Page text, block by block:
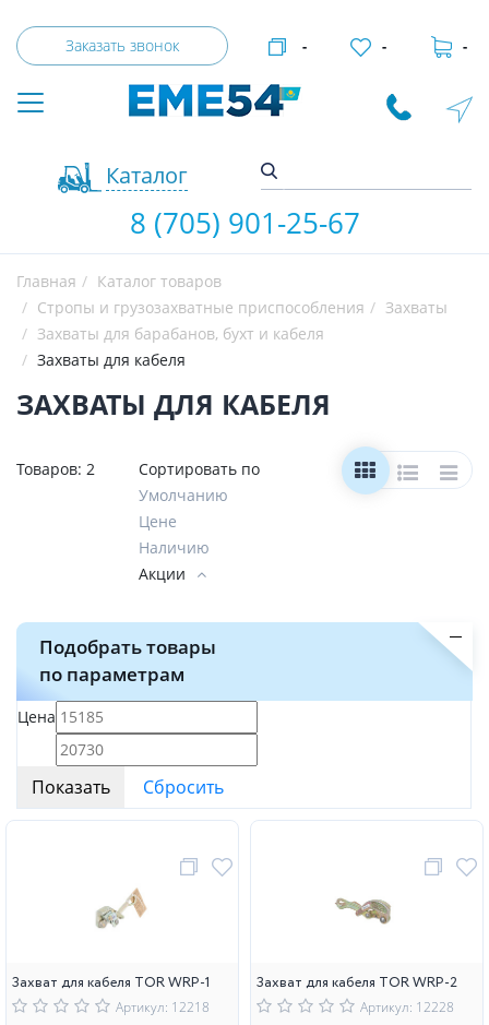
Заказать звонок
Каталог
- - -
8 (705) 901-25-67
Главная
Каталог товаров
Стропы и грузозахватные приспособления
Захваты
Захваты для барабанов, бухт и кабеля
Захваты для кабеля
ЗАХВАТЫ ДЛЯ КАБЕЛЯ
Товаров: 2
Сортировать по
Умолчанию
Цене
Наличию
Акции
Подобрать товары
по параметрам
Цена
Захват для кабеля TOR WRP-1
Артикул: 12218
Захват для кабеля TOR WRP-2
Артикул: 12228